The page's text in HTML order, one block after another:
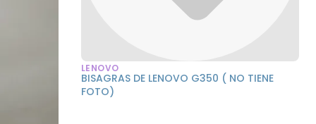
LENOVO
BISAGRAS DE LENOVO G350 ( NO TIENE
FOTO)